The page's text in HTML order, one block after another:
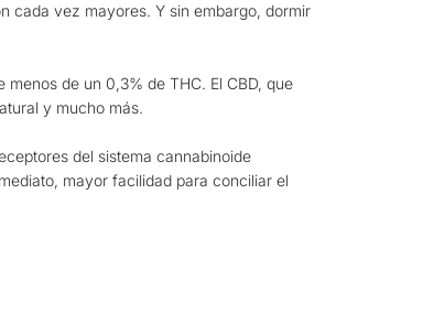
cada vez mayores. Y sin embargo, dormir
de un 0,3% de THC. El CBD, que
y mucho más.
del sistema cannabinoide
mayor facilidad para conciliar el